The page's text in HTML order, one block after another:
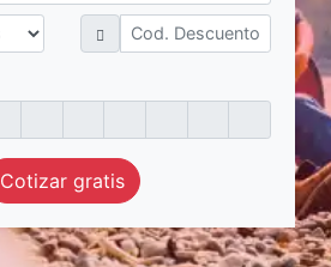
Cotizar gratis